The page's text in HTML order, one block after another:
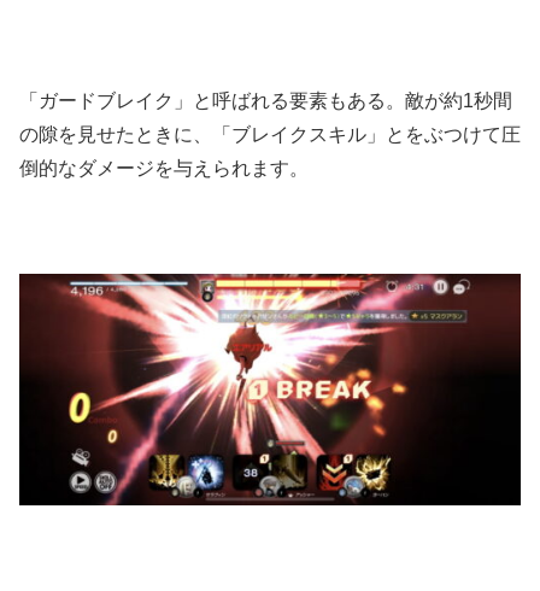
「ガードブレイク」と呼ばれる要素もある。敵が約1秒間
の隙を見せたときに、「ブレイクスキル」とをぶつけて圧
倒的なダメージを与えられます。